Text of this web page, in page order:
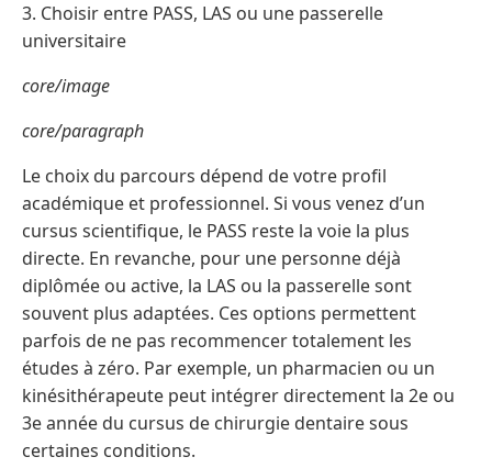
3. Choisir entre PASS, LAS ou une passerelle
universitaire
core/image
core/paragraph
Le choix du parcours dépend de votre profil
académique et professionnel. Si vous venez d’un
cursus scientifique, le PASS reste la voie la plus
directe. En revanche, pour une personne déjà
diplômée ou active, la LAS ou la passerelle sont
souvent plus adaptées. Ces options permettent
parfois de ne pas recommencer totalement les
études à zéro. Par exemple, un pharmacien ou un
kinésithérapeute peut intégrer directement la 2e ou
3e année du cursus de chirurgie dentaire sous
certaines conditions.